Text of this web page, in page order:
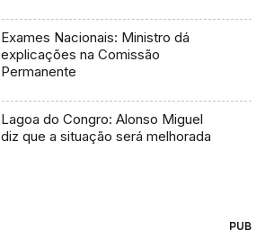
Exames Nacionais: Ministro dá
explicações na Comissão
Permanente
Lagoa do Congro: Alonso Miguel
diz que a situação será melhorada
PUB